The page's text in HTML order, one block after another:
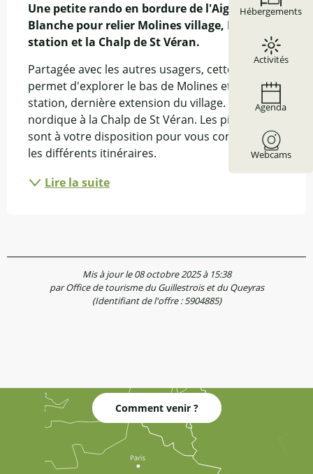
Hébergements
Activités
Agenda
Webcams
Une petite rando en bordure de l'Aigue
Blanche pour relier Molines village, Molines
station et la Chalp de St Véran.
Partagée avec les autres usagers, cette piste te
permet d'explorer le bas de Molines et sa
station, dernière extension du village. Chalet
nordique à la Chalp de St Véran. Les pisteurs
sont à votre disposition pour vous conseiller sur
les différents itinéraires.
Lire la suite
Mis à jour le 08 octobre 2025 à 15:38
par Office de tourisme du Guillestrois et du Queyras
(Identifiant de l'offre :5904885)
Comment venir ?